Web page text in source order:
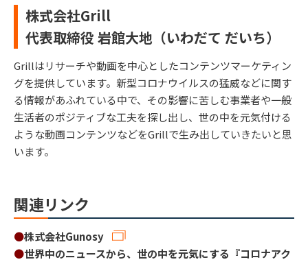
株式会社Grill
代表取締役 岩館大地（いわだて だいち）
Grillはリサーチや動画を中心としたコンテンツマーケティン
グを提供しています。新型コロナウイルスの猛威などに関す
る情報があふれている中で、その影響に苦しむ事業者や一般
生活者のポジティブな工夫を探し出し、世の中を元気付ける
ような動画コンテンツなどをGrillで生み出していきたいと思
います。
関連リンク
●株式会社Gunosy
●世界中のニュースから、世の中を元気にする『コロナアク